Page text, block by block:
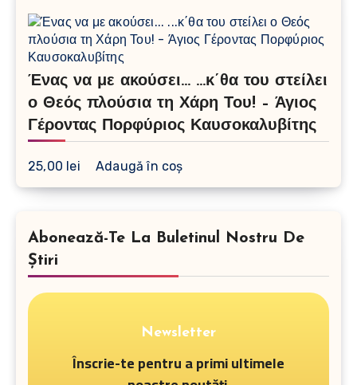
Ένας να με ακούσει… …κ΄θα του στείλει
ο Θεός πλούσια τη Χάρη Του! – Άγιος
Γέροντας Πορφύριος Καυσοκαλυβίτης
25,00 lei Adaugă în coș
Abonează-Te La Buletinul Nostru De
Știri
Newsletter
Înscrie-te pentru a primi ultimele